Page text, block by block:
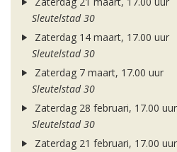
Sleutelstad 30
Zaterdag 14 maart, 17.00 uur
Sleutelstad 30
Zaterdag 7 maart, 17.00 uur
Sleutelstad 30
Zaterdag 28 februari, 17.00 uur
Sleutelstad 30
Zaterdag 21 februari, 17.00 uur